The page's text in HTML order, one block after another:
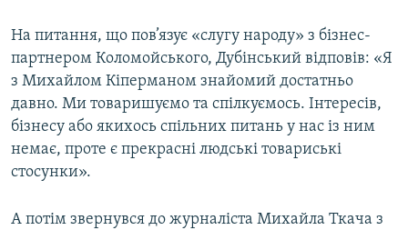
На питання, що пов’язує «слугу народу» з бізнес-
партнером Коломойського, Дубінський відповів: «Я
з Михайлом Кіперманом знайомий достатньо
давно. Ми товаришуємо та спілкуємось. Інтересів,
бізнесу або якихось спільних питань у нас із ним
немає, проте є прекрасні людські товариські
стосунки».
А потім звернувся до журналіста Михайла Ткача з